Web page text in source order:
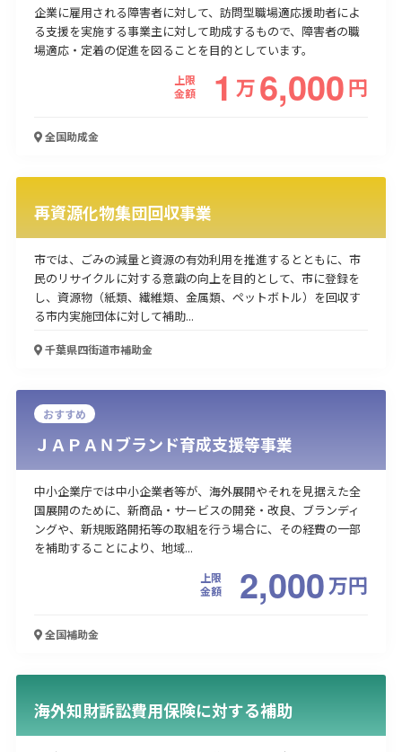
企業に雇用される障害者に対して、訪問型職場適応援助者によ
る支援を実施する事業主に対して助成するもので、障害者の職
場適応・定着の促進を図ることを目的としています。
上限
金額
1 万6,000円
全国助成金
再資源化物集団回収事業
市では、ごみの減量と資源の有効利用を推進するとともに、市
民のリサイクルに対する意識の向上を目的として、市に登録を
し、資源物（紙類、繊維類、金属類、ペットボトル）を回収す
る市内実施団体に対して補助...
千葉県四街道市補助金
おすすめ
ＪＡＰＡＮブランド育成支援等事業
中小企業庁では中小企業者等が、海外展開やそれを見据えた全
国展開のために、新商品・サービスの開発・改良、ブランディ
ングや、新規販路開拓等の取組を行う場合に、その経費の一部
を補助することにより、地域...
上限
金額
2,000万円
全国補助金
海外知財訴訟費用保険に対する補助